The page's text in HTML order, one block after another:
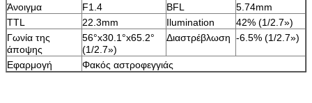
Άνοιγμα F1.4 BFL
5.74mm
TTL
22.3mm Ilumination
42% (1/2.7»)
Γωνία της
άποψης
56°x30.1°x65.2°
(1/2.7»)
Διαστρέβλωση -6.5% (1/2.7»)
Εφαρμογή Φακός αστροφεγγιάς